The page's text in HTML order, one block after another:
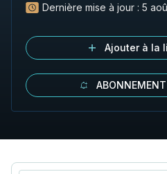
Dernière mise à jour : 5
Ajouter à la